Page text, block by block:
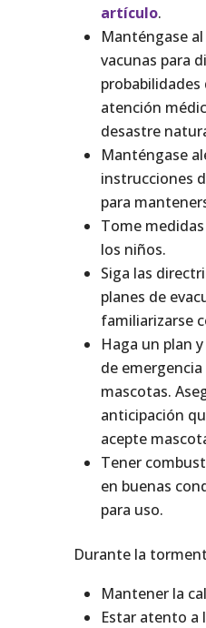
artículo.
Manténgase
vacunas para
atención
desastre
Manténgase
instrucciones
para
Tome
los niños.
Siga las
planes de
familiarizarse
Haga un plan
de emergencia
mascotas.
anticipación
acepte
Tener
en buenas
para uso.
Durante la
Mantener la
Estar atento a